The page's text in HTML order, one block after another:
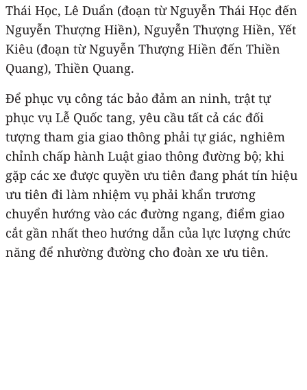
Thái Học, Lê Duẩn (đoạn từ Nguyễn Thái Học đến
Nguyễn Thượng Hiền), Nguyễn Thượng Hiền, Yết
Kiêu (đoạn từ Nguyễn Thượng Hiền đến Thiền
Quang), Thiền Quang.
Để phục vụ công tác bảo đảm an ninh, trật tự
phục vụ Lễ Quốc tang, yêu cầu tất cả các đối
tượng tham gia giao thông phải tự giác, nghiêm
chỉnh chấp hành Luật giao thông đường bộ; khi
gặp các xe được quyền ưu tiên đang phát tín hiệu
ưu tiên đi làm nhiệm vụ phải khẩn trương
chuyển hướng vào các đường ngang, điểm giao
cắt gần nhất theo hướng dẫn của lực lượng chức
năng để nhường đường cho đoàn xe ưu tiên.